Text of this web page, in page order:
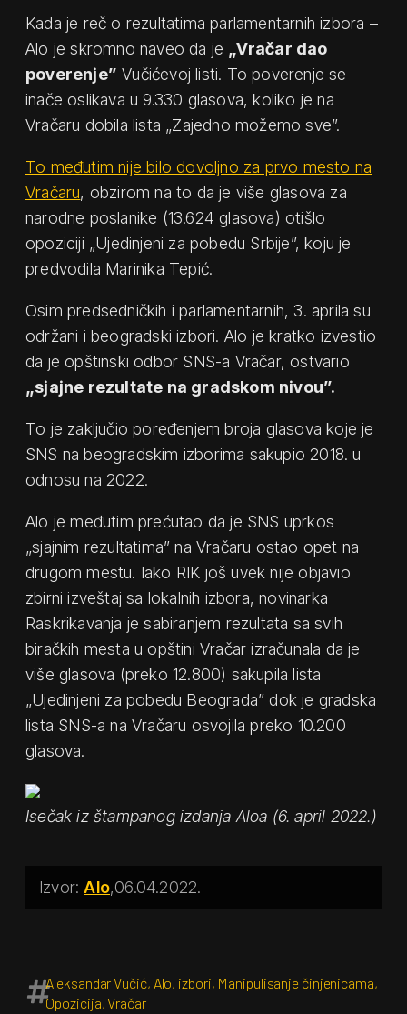
Kada je reč o rezultatima parlamentarnih izbora –
Alo je skromno naveo da je „Vračar dao
poverenje” Vučićevoj listi. To poverenje se
inače oslikava u 9.330 glasova, koliko je na
Vračaru dobila lista „Zajedno možemo sve”.
To međutim nije bilo dovoljno za prvo mesto na
Vračaru, obzirom na to da je više glasova za
narodne poslanike (13.624 glasova) otišlo
opoziciji „Ujedinjeni za pobedu Srbije”, koju je
predvodila Marinika Tepić.
Osim predsedničkih i parlamentarnih, 3. aprila su
održani i beogradski izbori. Alo je kratko izvestio
da je opštinski odbor SNS-a Vračar, ostvario
„sjajne rezultate na gradskom nivou”.
To je zaključio poređenjem broja glasova koje je
SNS na beogradskim izborima sakupio 2018. u
odnosu na 2022.
Alo je međutim prećutao da je SNS uprkos
„sjajnim rezultatima” na Vračaru ostao opet na
drugom mestu. Iako RIK još uvek nije objavio
zbirni izveštaj sa lokalnih izbora, novinarka
Raskrikavanja je sabiranjem rezultata sa svih
biračkih mesta u opštini Vračar izračunala da je
više glasova (preko 12.800) sakupila lista
„Ujedinjeni za pobedu Beograda” dok je gradska
lista SNS-a na Vračaru osvojila preko 10.200
glasova.
Isečak iz štampanog izdanja Aloa (6. april 2022.)
Alo 06.04.2022.
Aleksandar Vučić, Alo, izbori, Manipulisanje činjenicama,
Opozicija,Vračar